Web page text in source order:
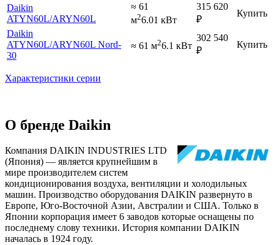
Daikin
ATYN60L/ARYN60L
≈ 61
м26.01 кВт
315 620
₽
Купить
Daikin
ATYN60L/ARYN60L Nord-
30
≈ 61 м26.1 кВт
302 540
₽
Купить
Характеристики серии
О бренде Daikin
Компания DAIKIN INDUSTRIES LTD
(Япония) — является крупнейшим в
мире производителем систем
кондиционирования воздуха, вентиляции и холодильных
машин. Производство оборудования DAIKIN развернуто в
Европе, Юго-Восточной Азии, Австралии и США. Только в
Японии корпорация имеет 6 заводов которые оснащены по
последнему слову техники. История компании DAIKIN
началась в 1924 году.